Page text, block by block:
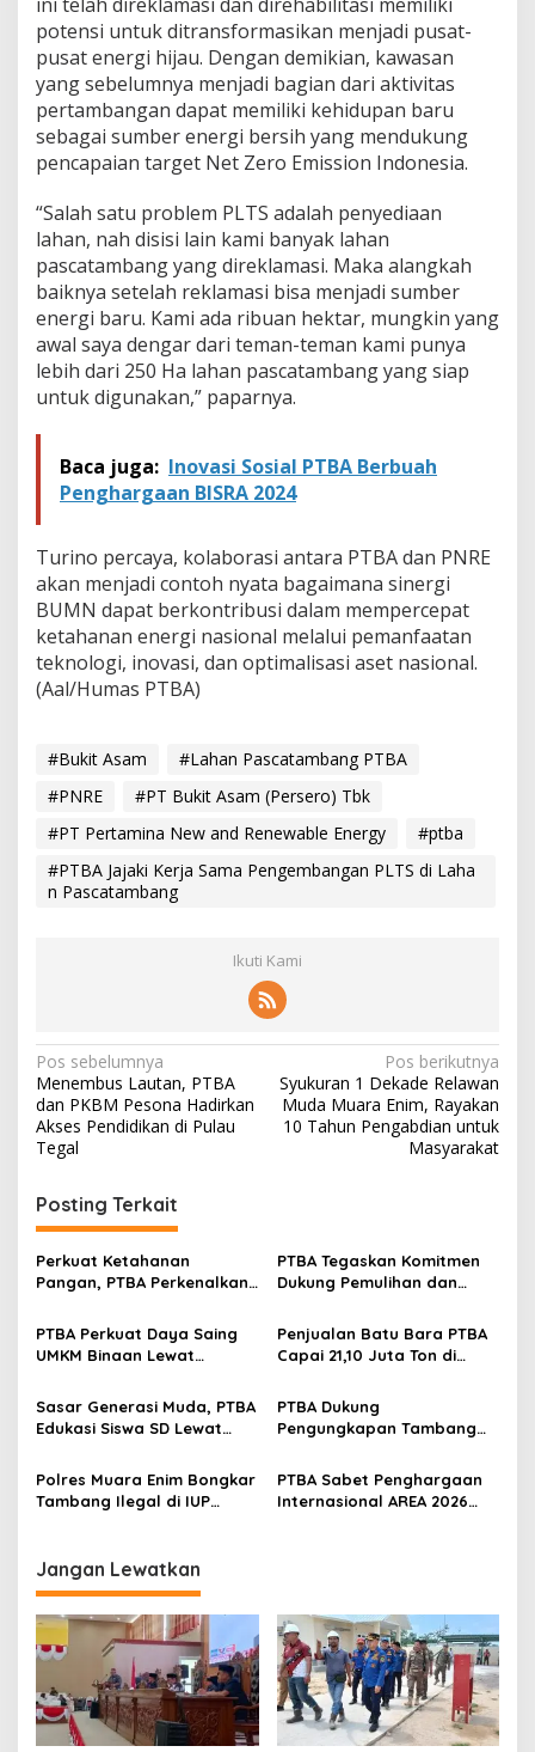
potensi untuk ditransformasikan menjadi pusat-
pusat energi hijau. Dengan demikian, kawasan
yang sebelumnya menjadi bagian dari aktivitas
pertambangan dapat memiliki kehidupan baru
sebagai sumber energi bersih yang mendukung
pencapaian target Net Zero Emission Indonesia.
“Salah satu problem PLTS adalah penyediaan
lahan, nah disisi lain kami banyak lahan
pascatambang yang direklamasi. Maka alangkah
baiknya setelah reklamasi bisa menjadi sumber
energi baru. Kami ada ribuan hektar, mungkin yang
awal saya dengar dari teman-teman kami punya
lebih dari 250 Ha lahan pascatambang yang siap
untuk digunakan,” paparnya.
Baca juga: Inovasi Sosial PTBA Berbuah
Penghargaan BISRA 2024
Turino percaya, kolaborasi antara PTBA dan PNRE
akan menjadi contoh nyata bagaimana sinergi
BUMN dapat berkontribusi dalam mempercepat
ketahanan energi nasional melalui pemanfaatan
teknologi, inovasi, dan optimalisasi aset nasional.
(Aal/Humas PTBA)
#Bukit Asam
#Lahan Pascatambang PTBA
#PNRE
#PT Bukit Asam (Persero) Tbk
#PT Pertamina New and Renewable Energy
#ptba
#PTBA Jajaki Kerja Sama Pengembangan PLTS di Laha
n Pascatambang
Ikuti Kami
N
a
v
i
g
a
s
i
p
o
s
Pos sebelumnya
Menembus Lautan, PTBA
dan PKBM Pesona Hadirkan
Akses Pendidikan di Pulau
Tegal
Pos berikutnya
Syukuran 1 Dekade Relawan
Muda Muara Enim, Rayakan
10 Tahun Pengabdian untuk
Masyarakat
Posting Terkait
Perkuat Ketahanan
Pangan, PTBA Perkenalkan
Inagritech 2026
PTBA Tegaskan Komitmen
Dukung Pemulihan dan
Sungai
PTBA Perkuat Daya Saing
UMKM Binaan Lewat
Festival 2026
Penjualan Batu Bara PTBA
Capai 21,10 Juta Ton di
Sasar Generasi Muda, PTBA
Edukasi Siswa SD Lewat
PTBA Dukung
Pengungkapan Tambang
IUP Perseroan
Polres Muara Enim Bongkar
Tambang Ilegal di IUP
PTBA Sabet Penghargaan
Internasional AREA 2026
Jangan Lewatkan